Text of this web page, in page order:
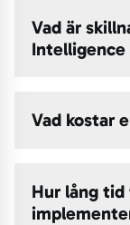
Vad är
Intelligence
Vad kostar
Hur lång